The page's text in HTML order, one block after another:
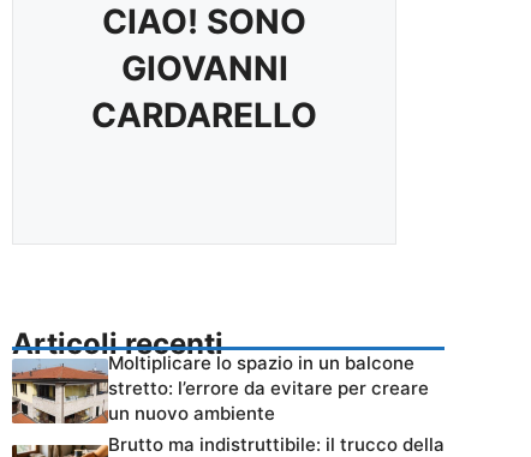
CIAO! SONO
GIOVANNI
CARDARELLO
Articoli recenti
Moltiplicare lo spazio in un balcone
stretto: l’errore da evitare per creare
un nuovo ambiente
Brutto ma indistruttibile: il trucco della